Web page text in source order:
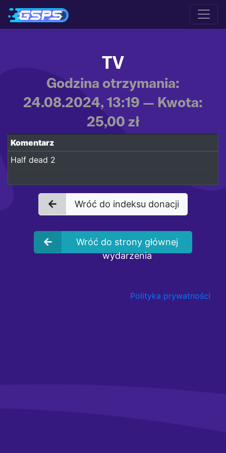
TV
Godzina otrzymania:
24.08.2024, 13:19 — Kwota:
25,00 zł
Komentarz
Half dead 2
Wróć do indeksu donacji
Wróć do strony głównej
wydarzenia
Polityka prywatności